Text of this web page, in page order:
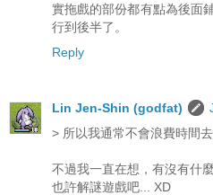
實拖戲的部份都有點為後面
行到後半了。
Reply
Lin Jen-Shin (godfat)
> 所以我通常不會浪費時間
不過我一直在想，有沒有什
也許解謎遊戲吧... XD